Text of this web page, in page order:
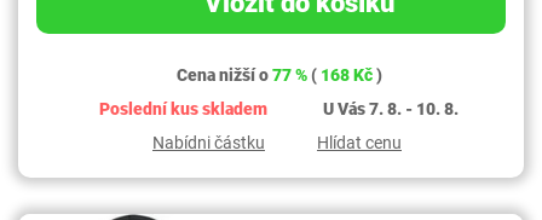
Cena nižší o77 %(168 Kč)
Poslední kus skladem
U Vás 7. 8. - 10. 8.
Nabídni částku
Hlídat cenu